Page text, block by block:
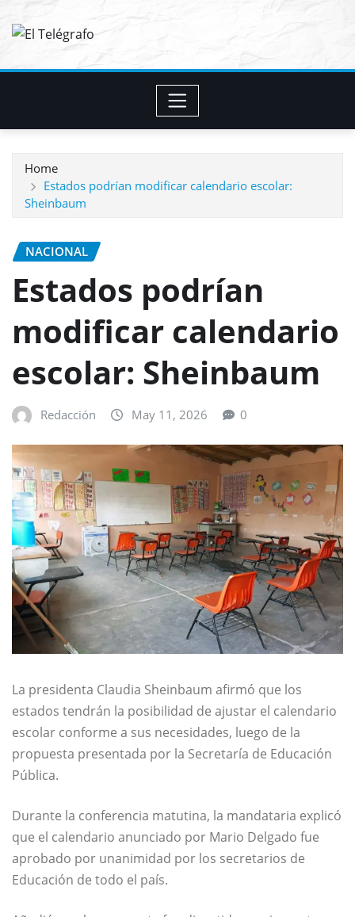
Home
Estados podrían modificar calendario escolar:
Sheinbaum
NACIONAL
Estados podrían
modificar calendario
escolar: Sheinbaum
Redacción May 11, 2026 0
La presidenta Claudia Sheinbaum afirmó que los
estados tendrán la posibilidad de ajustar el calendario
escolar conforme a sus necesidades, luego de la
propuesta presentada por la Secretaría de Educación
Pública.
Durante la conferencia matutina, la mandataria explicó
que el calendario anunciado por Mario Delgado fue
aprobado por unanimidad por los secretarios de
Educación de todo el país.